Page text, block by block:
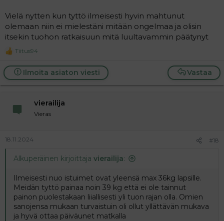
Vielä nytten kun tyttö ilmeisesti hyvin mahtunut
olemaan niin ei mielestäni mitään ongelmaa ja olisin
itsekin tuohon ratkaisuun mitä luultavammin päätynyt
R
a
c
t
Tiitus94
Vastaa
Ilmoita asiaton viesti
vierailija
Vieras
18.11.2024 #18
Alkuperäinen kirjoittaja vierailija:
Ilmeisesti nuo istuimet ovat yleensä max 36kg lapsille.
Meidän tyttö painaa noin 39 kg että ei ole tainnut
painon puolestakaan liiallisesti yli tuon rajan olla. Omien
sanojensa mukaan turvaistuin oli ollut yllättävän mukava
ja hyvä ottaa päiväunet matkalla